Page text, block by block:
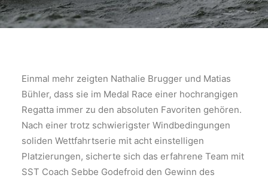
Einmal mehr zeigten Nathalie Brugger und Matias
Bühler, dass sie im Medal Race einer hochrangigen
Regatta immer zu den absoluten Favoriten gehören.
Nach einer trotz schwierigster Windbedingungen
soliden Wettfahrtserie mit acht einstelligen
Platzierungen, sicherte sich das erfahrene Team mit
SST Coach Sebbe Godefroid den Gewinn des